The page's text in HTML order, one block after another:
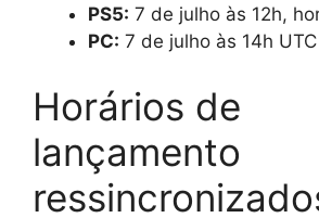
PS5: 7 de julho às 12h,
PC: 7 de julho às 14h UTC
Horários de
lançamento